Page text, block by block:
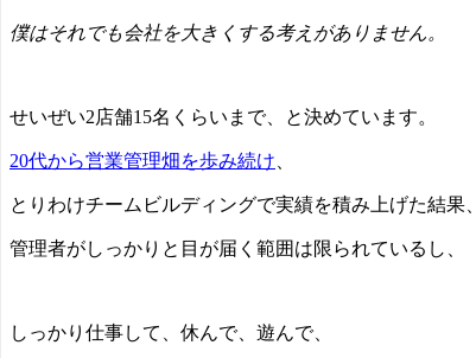
僕はそれでも会社を大きくする考えがありません。
せいぜい2店舗15名くらいまで、と決めています。
20代から営業管理畑を歩み続け
とりわけチームビルディングで実績を積み上げた結果、
管理者がしっかりと目が届く範囲は限られているし、
しっかり仕事して、休んで、遊んで、